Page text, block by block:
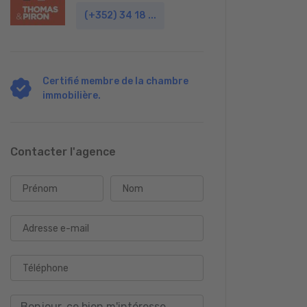
(+352) 34 18 ...
Certifié membre de la chambre
immobilière.
Contacter l'agence
Prénom Nom
Adresse e-mail
Téléphone